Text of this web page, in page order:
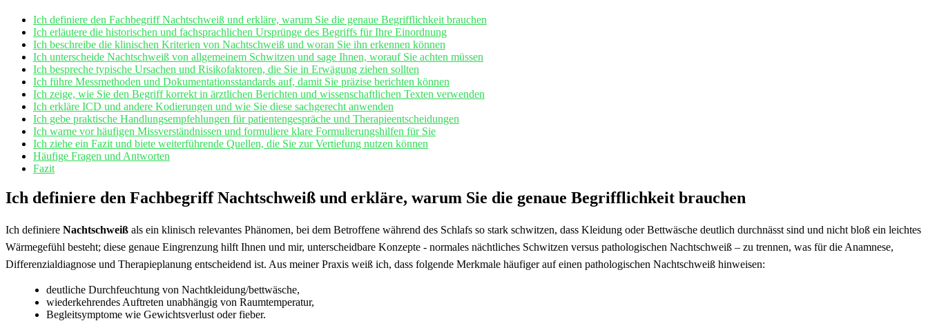
Ich definiere den Fachbegriff Nachtschweiß und erkläre, warum Sie die genaue Begrifflichkeit ⁣brauchen
Ich erläutere die historischen und fachsprachlichen Ursprünge des Begriffs für Ihre Einordnung
Ich⁢ beschreibe die klinischen Kriterien von ⁤Nachtschweiß und ​woran Sie ⁢ihn erkennen können
Ich unterscheide Nachtschweiß von allgemeinem Schwitzen und sage Ihnen, worauf Sie achten müssen
Ich bespreche ⁤typische Ursachen und Risikofaktoren, die Sie in Erwägung ziehen sollten
Ich führe Messmethoden‍ und⁣ Dokumentationsstandards auf,⁤ damit Sie präzise berichten können
Ich zeige, wie Sie den‍ Begriff ⁢korrekt⁤ in ärztlichen Berichten und wissenschaftlichen ⁢Texten‍ verwenden
Ich erkläre ⁤ICD und ‌andere Kodierungen und ⁣wie ‌Sie diese sachgerecht anwenden
Ich gebe praktische Handlungsempfehlungen für patientengespräche und Therapieentscheidungen
Ich warne ‌vor‌ häufigen⁣ Missverständnissen und formuliere klare​ Formulierungshilfen ​für Sie
Ich ziehe ein Fazit und biete‍ weiterführende Quellen, die Sie zur Vertiefung‌ nutzen können
Häufige Fragen ‌und ⁣Antworten
Fazit
Ich definiere ‌den Fachbegriff Nachtschweiß und erkläre,⁢ warum ‍Sie die genaue ⁣Begrifflichkeit brauchen
Ich definiere Nachtschweiß als ein klinisch relevantes Phänomen, bei dem Betroffene während des Schlafs so stark schwitzen, ⁤dass Kleidung⁤ oder Bettwäsche deutlich durchnässt sind⁢ und ⁣nicht ​bloß ein leichtes
Wärmegefühl ‍besteht;‍ diese genaue Eingrenzung hilft Ihnen und mir, unterscheidbare Konzepte⁤ -‍ normales nächtliches​ Schwitzen versus pathologischen Nachtschweiß‌ – zu trennen, was für die ⁤Anamnese,
Differenzialdiagnose und⁣ Therapieplanung entscheidend ist. Aus meiner​ Praxis ⁣weiß ich, ‌dass folgende Merkmale häufiger auf einen ⁣pathologischen Nachtschweiß hinweisen:
deutliche Durchfeuchtung von Nachtkleidung/bettwäsche,
wiederkehrendes Auftreten unabhängig⁢ von Raumtemperatur,
Begleitsymptome wie Gewichtsverlust oder⁤ fieber.